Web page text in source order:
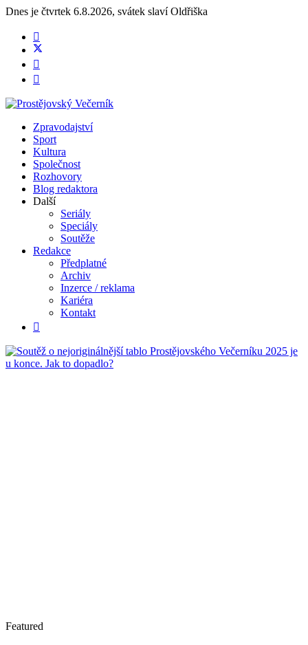
Dnes je čtvrtek 6.8.2026, svátek slavíOldřiška
Zpravodajství
Sport
Kultura
Společnost
Rozhovory
Blog redaktora
Další
Seriály
Speciály
Soutěže
Redakce
Předplatné
Archiv
Inzerce / reklama
Kariéra
Kontakt
Featured